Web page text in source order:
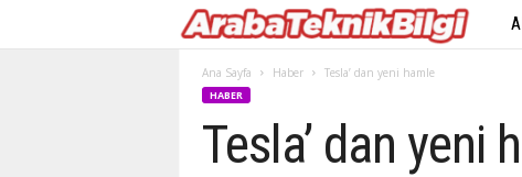
a
b
Ana Sayfa Haber Tesla’ dan yeni hamle
HABER
Tesla’ dan yeni